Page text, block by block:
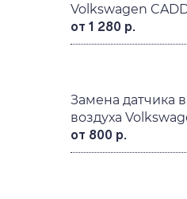
Volkswagen
от 1 280 р.
Замена датчика
воздуха
от 800 р.